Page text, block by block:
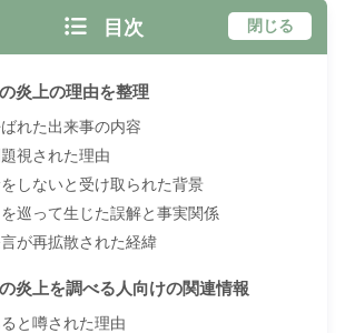
目次 閉じる
炎上の理由を整理
れた出来事の内容
視された理由
しないと受け取られた背景
巡って生じた誤解と事実関係
が再拡散された経緯
炎上を調べる人向けの関連情報
と噂された理由